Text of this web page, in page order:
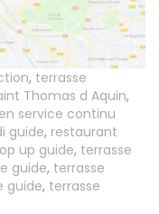
, terrasse
Thomas d Aquin,
service continu
guide, restaurant
up guide, terrasse
guide, terrasse
guide, terrasse